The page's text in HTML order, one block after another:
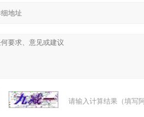
请输入计算结果（填写